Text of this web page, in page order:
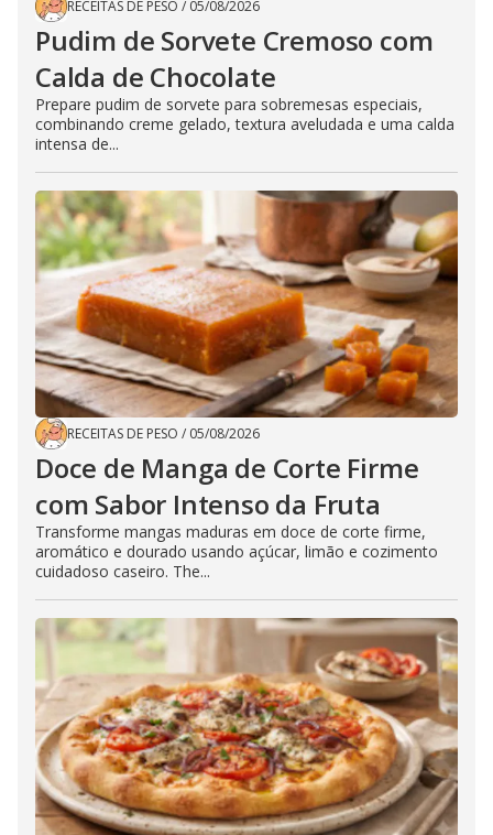
RECEITAS DE PESO / 05/08/2026
Pudim de Sorvete Cremoso com
Calda de Chocolate
Prepare pudim de sorvete para sobremesas especiais,
combinando creme gelado, textura aveludada e uma calda
intensa de...
RECEITAS DE PESO / 05/08/2026
Doce de Manga de Corte Firme
com Sabor Intenso da Fruta
Transforme mangas maduras em doce de corte firme,
aromático e dourado usando açúcar, limão e cozimento
cuidadoso caseiro. The...